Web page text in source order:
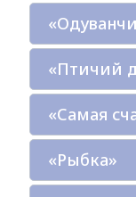
«Птичий
«Самая
«Рыбка»